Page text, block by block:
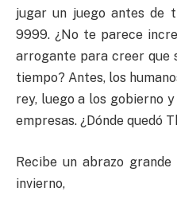
jugar un juego antes de
9999. ¿No te parece
arrogante para creer
tiempo? Antes, los
rey, luego a los gobierno
empresas. ¿Dónde quedó
Recibe un abrazo
invierno,